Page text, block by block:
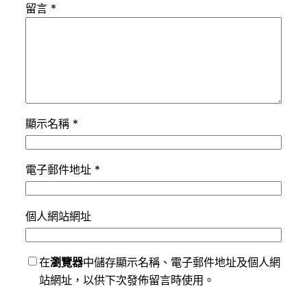
留言 *
顯示名稱 *
電子郵件地址 *
個人網站網址
在瀏覽器中儲存顯示名稱、電子郵件地址及個人網
站網址，以供下次發佈留言時使用。